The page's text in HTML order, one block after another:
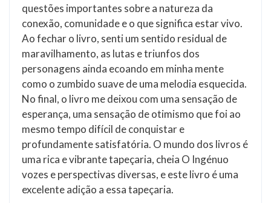
questões importantes sobre a natureza da
conexão, comunidade e o que significa estar vivo.
Ao fechar o livro, senti um sentido residual de
maravilhamento, as lutas e triunfos dos
personagens ainda ecoando em minha mente
como o zumbido suave de uma melodia esquecida.
No final, o livro me deixou com uma sensação de
esperança, uma sensação de otimismo que foi ao
mesmo tempo difícil de conquistar e
profundamente satisfatória. O mundo dos livros é
uma rica e vibrante tapeçaria, cheia O Ingénuo
vozes e perspectivas diversas, e este livro é uma
excelente adição a essa tapeçaria.